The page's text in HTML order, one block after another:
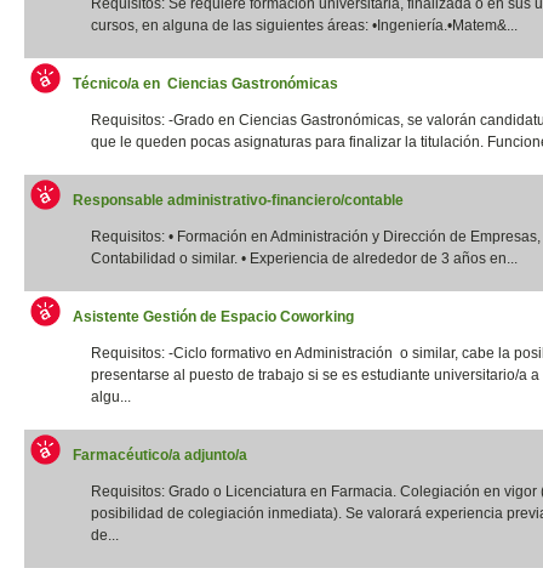
Requisitos: Se requiere formación universitaria, finalizada o en sus
cursos, en alguna de las siguientes áreas: •Ingeniería.•Matem&...
Técnico/a en Ciencias Gastronómicas
Requisitos: -Grado en Ciencias Gastronómicas, se valorán
que le queden pocas asignaturas para finalizar la titulación.
Responsable administrativo-financiero/contable
Requisitos: • Formación en Administración y Dirección de
Contabilidad o similar. • Experiencia de alrededor de 3 años en...
Asistente Gestión de Espacio Coworking
Requisitos: -Ciclo formativo en Administración o similar, cabe la
presentarse al puesto de trabajo si se es estudiante universitario/a a
algu...
Farmacéutico/a adjunto/a
Requisitos: Grado o Licenciatura en Farmacia. Colegiación en vigor
posibilidad de colegiación inmediata). Se valorará experiencia
de...